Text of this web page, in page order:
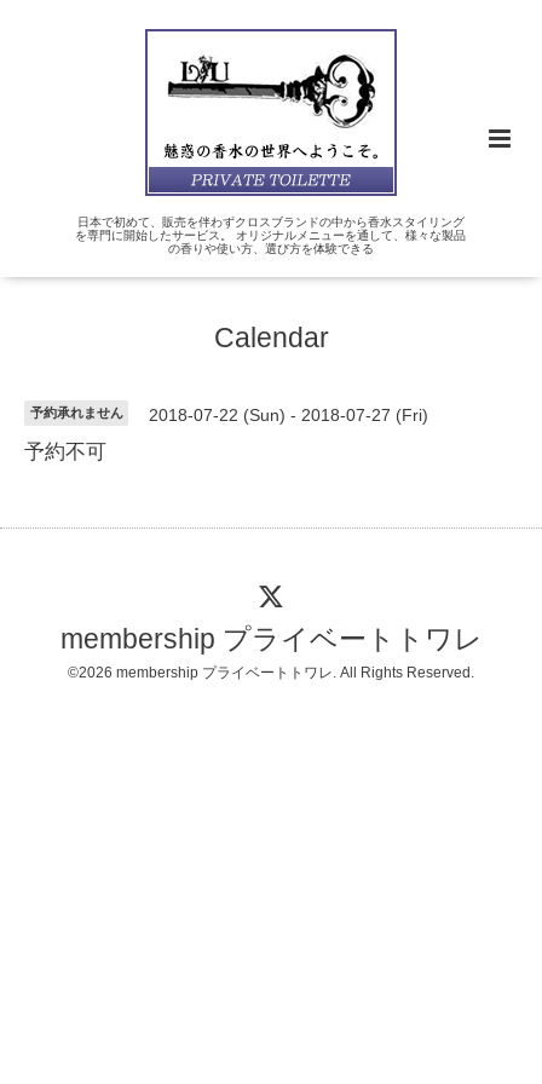
日本で初めて、販売を伴わずクロスブランドの中から香水スタイリング
を専門に開始したサービス。 オリジナルメニューを通して、様々な製品
の香りや使い方、選び方を体験できる
Calendar
予約承れません 2018-07-22 (Sun) - 2018-07-27 (Fri)
予約不可
membership プライベートトワレ
©2026 membership プライベートトワレ. All Rights Reserved.